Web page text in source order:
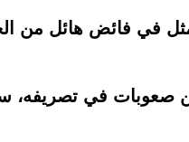
من صعوبات في